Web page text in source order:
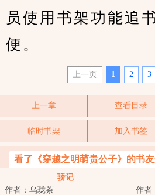
员使用书架功能追
便。
上一页 1 2 3
上一章 查看目录
临时书架 加入书签
看了《穿越之明萌贵公子》的书
骄记
作者：乌珑茶
作者